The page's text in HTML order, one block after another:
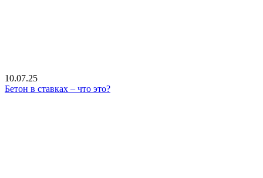
10.07.25
Бетон в ставках – что это?